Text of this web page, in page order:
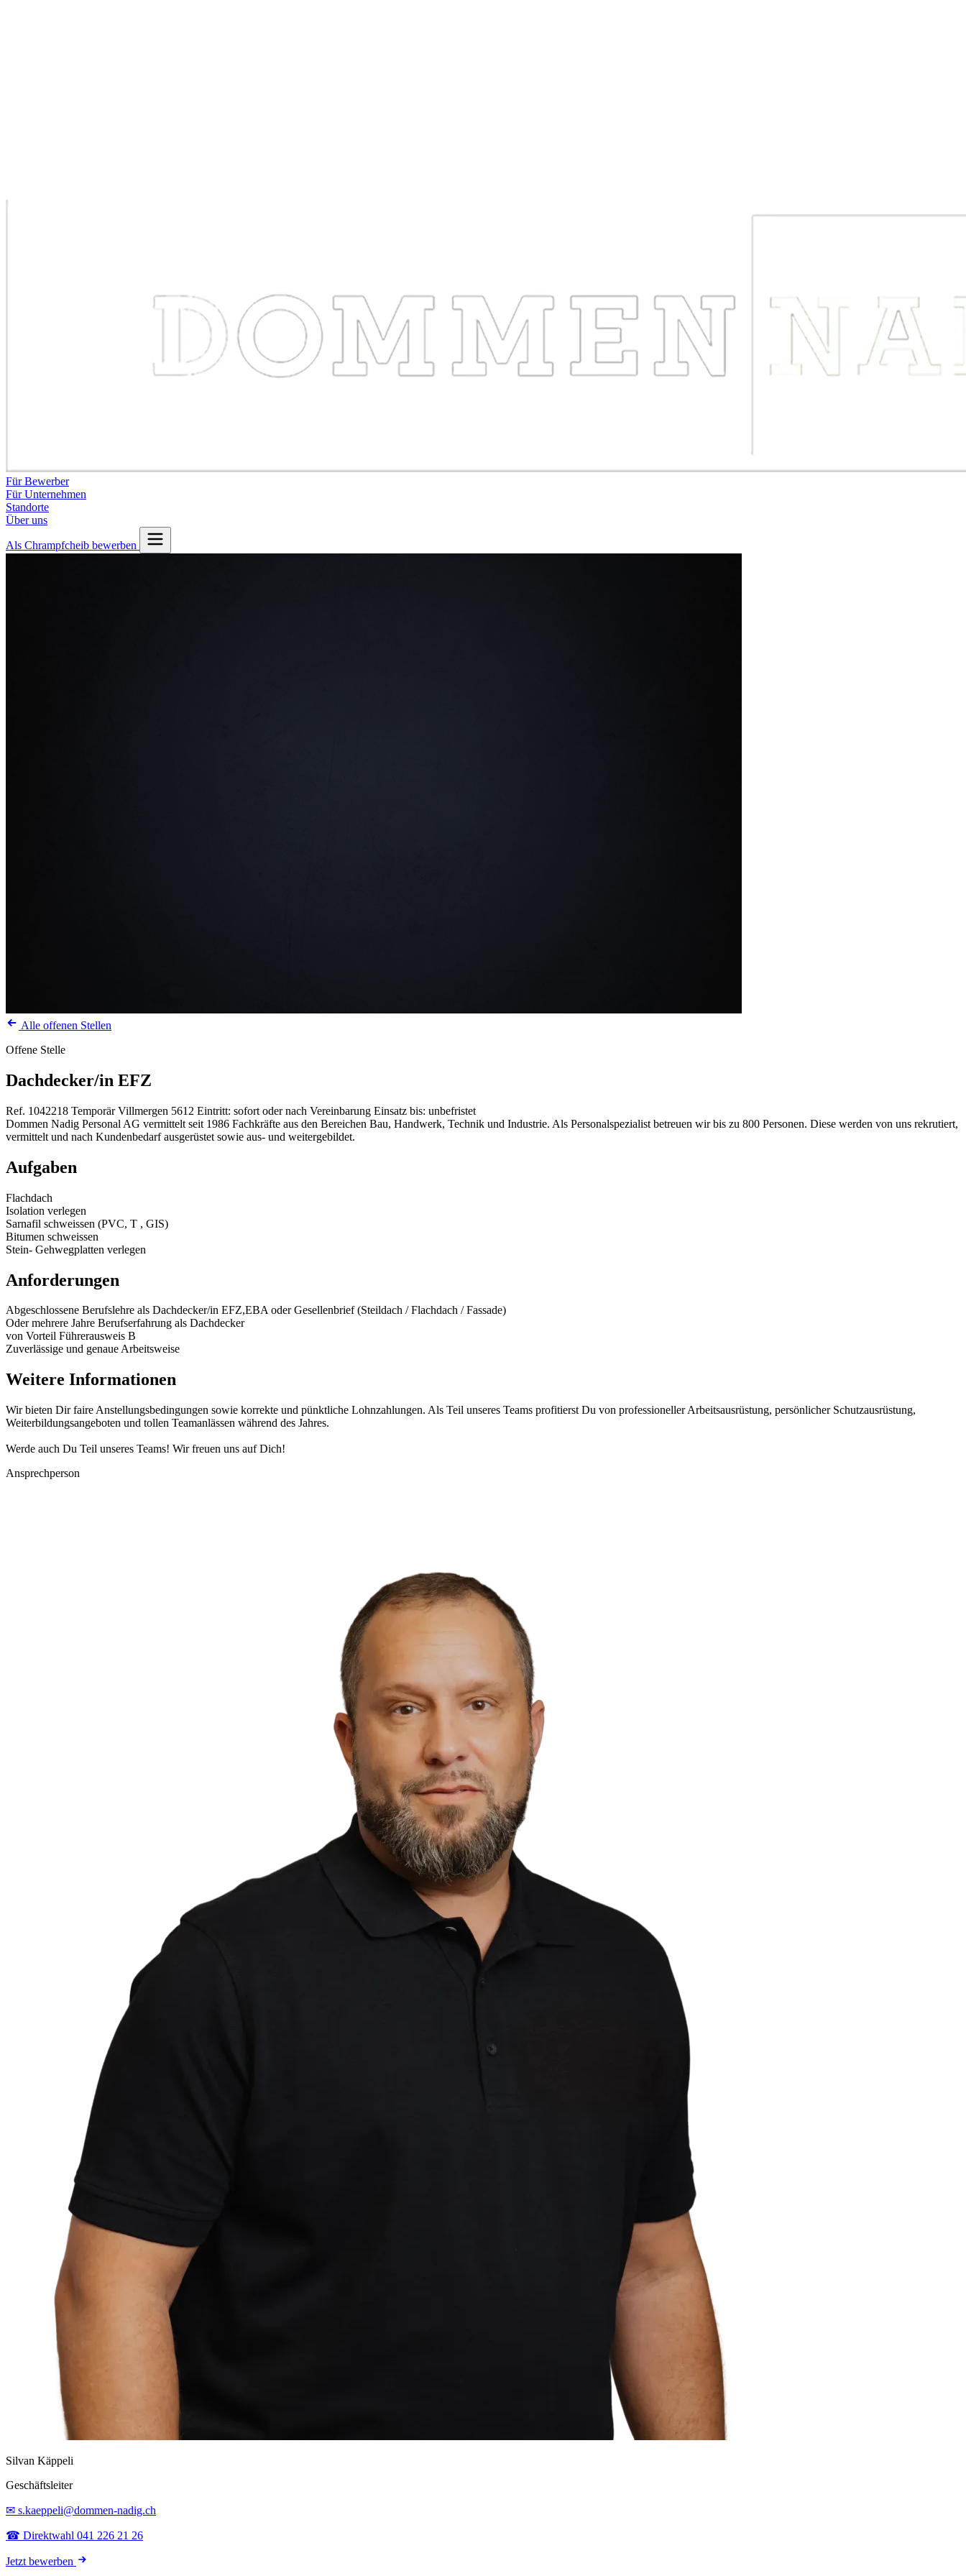
Für Bewerber
Für Unternehmen
Standorte
Über uns
Als Chrampfcheib bewerben
Alle offenen Stellen
Offene Stelle
Dachdecker/in EFZ
Ref. 1042218 Temporär Villmergen 5612 Eintritt: sofort oder nach Vereinbarung Einsatz bis: unbefristet
Dommen Nadig Personal AG vermittelt seit 1986 Fachkräfte aus den Bereichen Bau, Handwerk, Technik und Industrie. Als Personalspezialist betreuen wir bis zu 800 Personen. Diese werden von uns rekrutiert,
vermittelt und nach Kundenbedarf ausgerüstet sowie aus- und weitergebildet.
Aufgaben
Flachdach
Isolation verlegen
Sarnafil schweissen (PVC, T , GIS)
Bitumen schweissen
Stein- Gehwegplatten verlegen
Anforderungen
Abgeschlossene Berufslehre als Dachdecker/in EFZ,EBA oder Gesellenbrief (Steildach / Flachdach / Fassade)
Oder mehrere Jahre Berufserfahrung als Dachdecker
von Vorteil Führerausweis B
Zuverlässige und genaue Arbeitsweise
Weitere Informationen
Wir bieten Dir faire Anstellungsbedingungen sowie korrekte und pünktliche Lohnzahlungen. Als Teil unseres Teams profitierst Du von professioneller Arbeitsausrüstung, persönlicher Schutzausrüstung,
Weiterbildungsangeboten und tollen Teamanlässen während des Jahres.
Werde auch Du Teil unseres Teams! Wir freuen uns auf Dich!
Ansprechperson
Silvan Käppeli
Geschäftsleiter
✉ s.kaeppeli@dommen-nadig.ch
☎ Direktwahl 041 226 21 26
Jetzt bewerben